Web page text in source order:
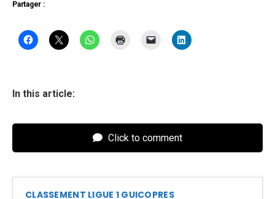
Partager :
In this article:
Click to comment
CLASSEMENT LIGUE 1 GUICOPRES